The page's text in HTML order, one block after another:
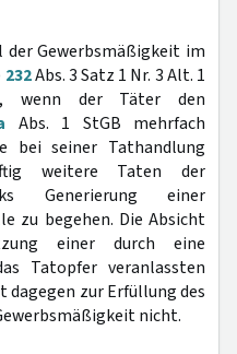
Gewerbsmäßigkeit im
232Abs. 3 Satz 1 Nr. 3 Alt. 1
der Täter den
Abs. 1 StGB mehrfach
bei seiner Tathandlung
weitere Taten der
Generierung einer
zu begehen. Die Absicht
einer durch eine
Tatopfer veranlassten
zur Erfüllung des
nicht.